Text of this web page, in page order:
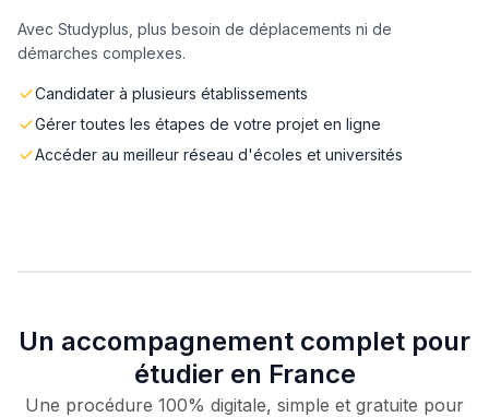
Avec Studyplus, plus besoin de déplacements ni de
démarches complexes.
Candidater à plusieurs établissements
Gérer toutes les étapes de votre projet en ligne
Accéder au meilleur réseau d'écoles et universités
Un accompagnement complet pour
étudier en France
Une procédure 100% digitale, simple et gratuite pour